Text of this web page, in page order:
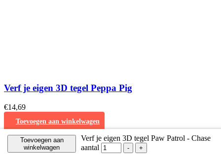
Verf je eigen 3D tegel Paw Patrol - Chase
aantal
- +
Toevoegen aan
winkelwagen
Verf je eigen 3D tegel Peppa Pig
€14,69
Toevoegen aan winkelwagen